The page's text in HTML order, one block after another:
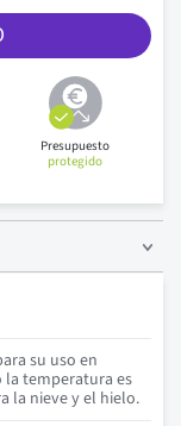
Presupuesto
protegido
su uso en
la temperatura es
la nieve y el hielo.